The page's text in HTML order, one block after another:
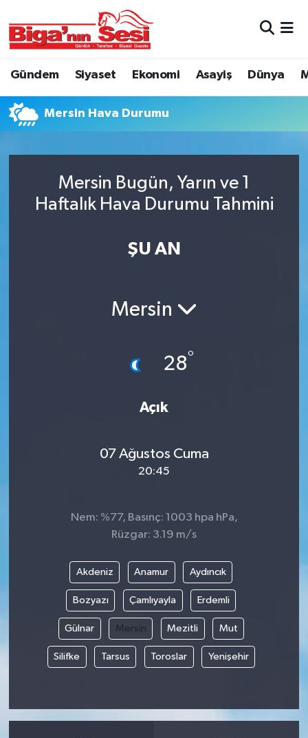
Gündem Siyaset Ekonomi Asayiş Dünya
Mersin Hava Durumu
Mersin Bugün, Yarın ve 1
Haftalık Hava Durumu Tahmini
ŞU AN
Mersin
28°
Açık
07 Ağustos Cuma
20:45
Nem: %77, Basınç: 1003 hpa hPa,
Rüzgar: 3.19 m/s
Akdeniz Anamur Aydıncık
Bozyazı Çamlıyayla Erdemli
Gülnar Mersin Mezitli Mut
Silifke Tarsus Toroslar Yenişehir
Asayiş
Belde ve Köyler
Belediye
Dünya
Resmî ilanlar
Sağlık
Siyaset
Tarım ve Ekonomi
Çanakkale Hava Durumu
Süper Lig Puan Durumu ve Fikstür
Tüm Manşetler
Son Dakika Haberleri